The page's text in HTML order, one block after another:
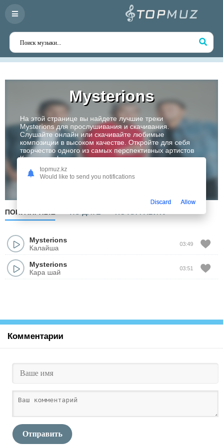
Mysterions
На этой странице вы найдете лучшие треки
Mysterions для прослушивания и скачивания.
Слушайте онлайн или скачивайте любимые
композиции в высоком качестве. Откройте для себя
творчество одного из самых перспективных артистов
Казахстана!
Слушать
ПОПУЛЯРНЫЕ
Mysterions
Калайша
03:49
Mysterions
Кара шай
03:51
Комментарии
Отправить
topmuz.kz
Would like to send you notifications
Discard Allow